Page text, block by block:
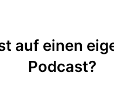
auf einen
Podcast?